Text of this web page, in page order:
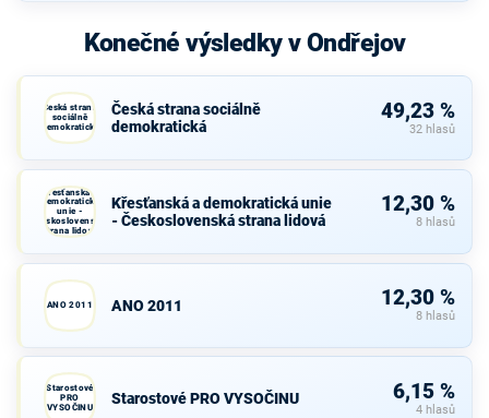
Konečné výsledky v Ondřejov
Česká strana
sociálně
demokratická
Česká strana sociálně
demokratická
49,23 %
32 hlasů
Křesťanská a
demokratická
unie -
Československá
strana lidová
Křesťanská a demokratická unie
- Československá strana lidová
12,30 %
8 hlasů
ANO 2011 ANO 2011 12,30 %
8 hlasů
Starostové
PRO
VYSOČINU
Starostové PRO VYSOČINU 6,15 %
4 hlasů